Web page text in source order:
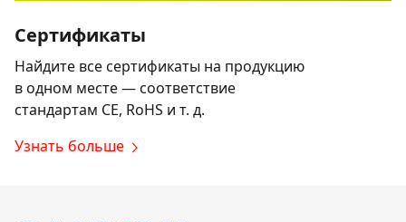
Сертификаты
Найдите все сертификаты на продукцию
в одном месте — соответствие
стандартам CE, RoHS и т. д.
Узнать больше